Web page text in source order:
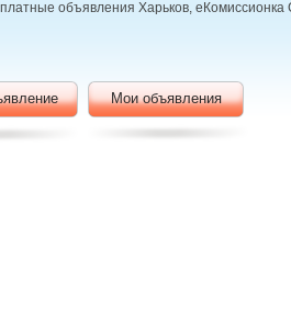
объявления Харьков,
Мои объявления